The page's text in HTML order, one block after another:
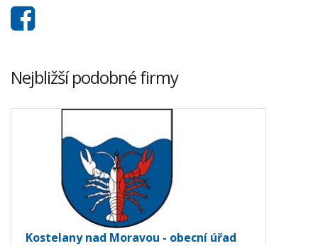
Nejbližší podobné firmy
Kostelany nad Moravou - obecní úřad